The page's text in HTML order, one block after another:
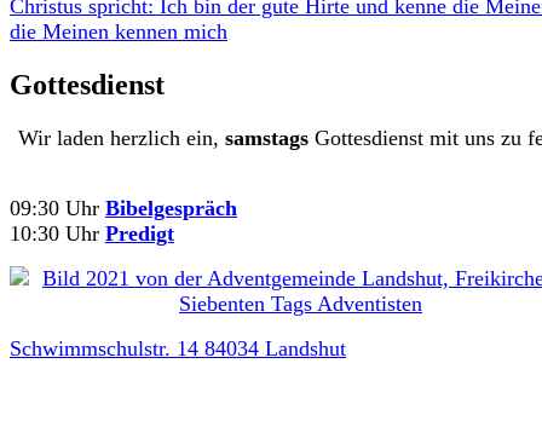
Gottesdienst
Wir laden herzlich ein, samstagsGottesdienst mit uns zu
09:30 Uhr Bibelgespräch
10:30 Uhr Predigt
Schwimmschulstr. 14 84034 Landshut